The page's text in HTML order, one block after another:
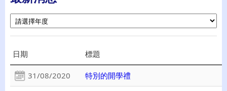
日期 標題
31/08/2020 特別的開學禮